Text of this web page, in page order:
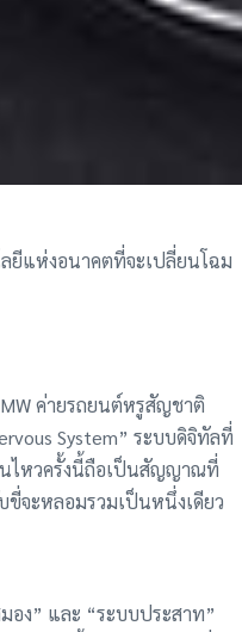
ลยีแห่งอนาคตที่จะเปลี่ยนโฉม
ค่ายรถยนต์หรูสัญชาติ
System” ระบบดิจิทัลที่
นไหวครั้งนี้ถือเป็นสัญญาณที่
ขี่จะหลอมรวมเป็นหนึ่งเดียว
อง” และ “ระบบประสาท”